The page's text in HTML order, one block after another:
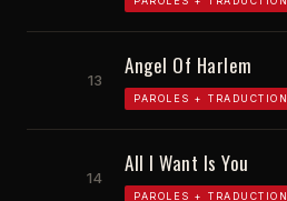
13
Angel Of Harlem
PAROLES + TRADUCTION
14
All I Want Is You
PAROLES + TRADUCTION